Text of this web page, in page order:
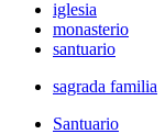
iglesia
monasterio
santuario
sagrada familia
Santuario